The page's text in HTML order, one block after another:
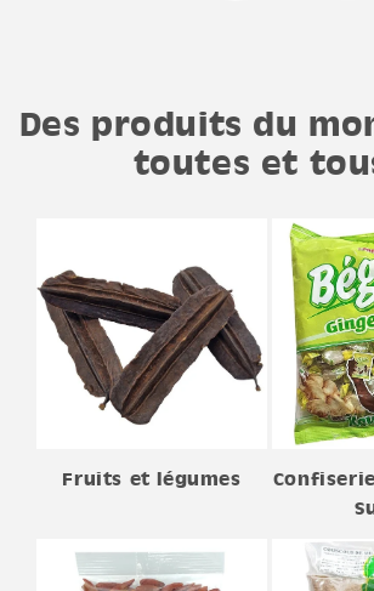
Des produits du
toutes et
Fruits et légumes